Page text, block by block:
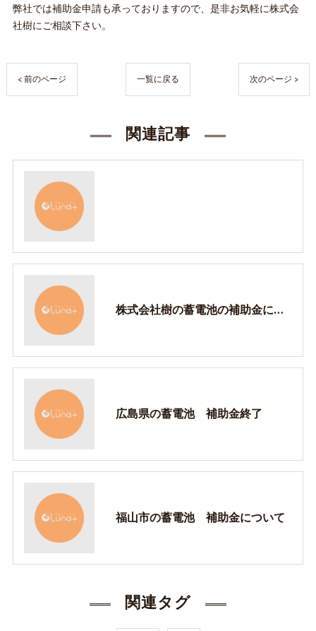
弊社では補助金申請も承っておりますので、是非お気軽に株式会
社樹にご相談下さい。
< 前のページ 一覧に戻る 次のページ >
関連記事
株式会社樹の蓄電池の補助金について
広島県の蓄電池 補助金終了
福山市の蓄電池 補助金について
関連タグ